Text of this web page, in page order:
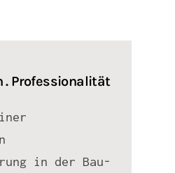
. Professionalität
in der Bau-